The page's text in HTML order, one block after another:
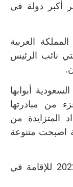
أكبر دولة في
العربية
نائب الرئيس
السعودية أبوابها
من مبادرتها
تُشير الأعداد المتزايدة من
اصبحت متنوعة
غادرت مدينة نيويورك في شتاء عام 2022 للإقامة في